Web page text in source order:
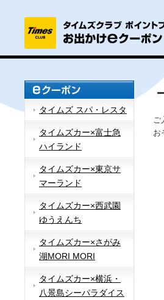
タイムズ スパ・レスタ
タイムズカー×富士急
ハイランド
タイムズカー×東京サ
マーランド
タイムズカー×西武園
ゆうえんち
タイムズカー×さがみ
湖MORI MORI
タイムズカー×横浜・
八景島シーパラダイス
ご
お